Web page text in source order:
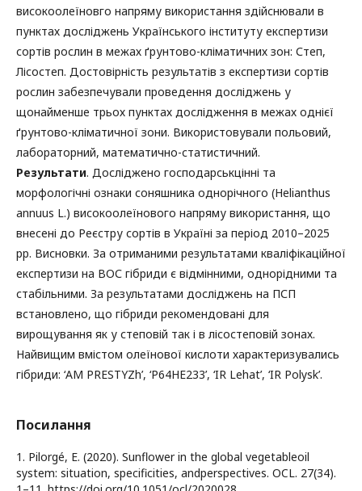
високоолеїновго напряму використання здійснювали в
пунктах досліджень Українського інституту експертизи
сортів рослин в межах ґрунтово-кліматичних зон: Степ,
Лісостеп. Достовірність результатів з експертизи сортів
рослин забезпечували проведення досліджень у
щонайменше трьох пунктах дослідження в межах однієї
ґрунтово-кліматичної зони. Використовували польовий,
лабораторний, математично-статистичний.
Результати. Досліджено господарськцінні та
морфологічні ознаки соняшника однорічного (Helianthus
annuus L.) високоолеїнового напряму використання, що
внесені до Реєстру сортів в Україні за період 2010–2025
рр. Висновки. За отриманими результатами кваліфікаційної
експертизи на ВОС гібриди є відмінними, однорідними та
стабільними. За результатами досліджень на ПСП
встановлено, що гібриди рекомендовані для
вирощування як у степовій так і в лісостеповій зонах.
Найвищим вмістом олеїнової кислоти характеризувались
гібриди: ‘AM PRESTYZh’, ‘P64HE233’, ‘IR Lehat’, ‘IR Polysk’.
Посилання
1. Pilorgé, E. (2020). Sunflower in the global vegetableoil
system: situation, specificities, andperspectives. OCL. 27(34).